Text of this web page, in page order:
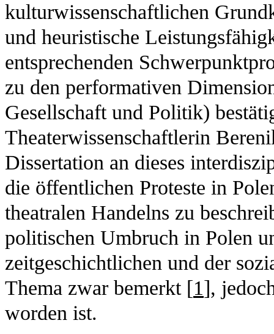
kulturwissenschaftlichen
und heuristische
entsprechenden
zu den performativen
Gesellschaft und Politik)
Theaterwissenschaftlerin
Dissertation an dieses
die öffentlichen Proteste in
theatralen Handelns zu
politischen Umbruch in Polen
zeitgeschichtlichen und der
Thema zwar bemerkt [1],
worden ist.